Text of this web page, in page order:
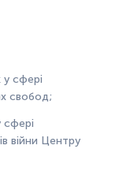
сфері
свобод;
війни Центру